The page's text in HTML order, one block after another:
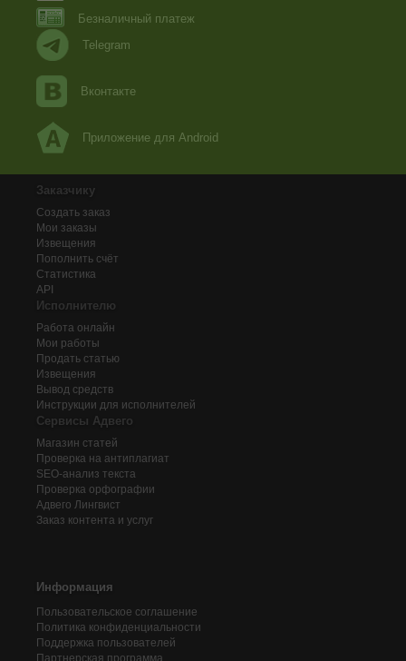
Безналичный платеж
Telegram
Вконтакте
Приложение для Android
Заказчику
Создать заказ
Мои заказы
Извещения
Пополнить счёт
Статистика
API
Исполнителю
Работа онлайн
Мои работы
Продать статью
Извещения
Вывод средств
Инструкции для исполнителей
Сервисы Адвего
Магазин статей
Проверка на антиплагиат
SEO-анализ текста
Проверка орфографии
Адвего Лингвист
Заказ контента и услуг
Информация
Пользовательское соглашение
Политика конфиденциальности
Поддержка пользователей
Партнерская программа